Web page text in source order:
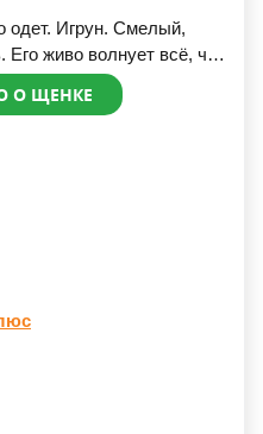
одет. Игрун. Смелый,
живо волнует всё, что
не пройдёт мимо его
носика.
О ЩЕНКЕ